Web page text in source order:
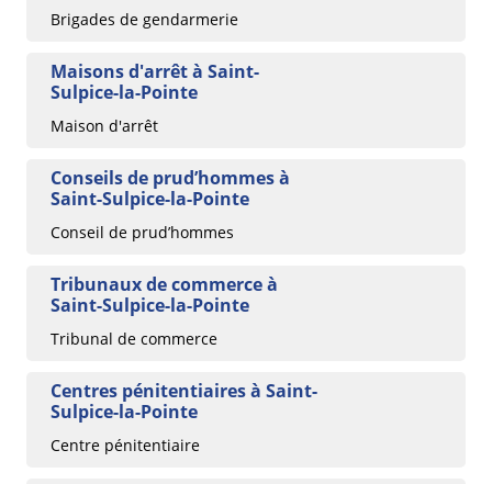
Brigades de gendarmerie
Maisons d'arrêt à Saint-
Sulpice-la-Pointe
Maison d'arrêt
Conseils de prud’hommes à
Saint-Sulpice-la-Pointe
Conseil de prud’hommes
Tribunaux de commerce à
Saint-Sulpice-la-Pointe
Tribunal de commerce
Centres pénitentiaires à Saint-
Sulpice-la-Pointe
Centre pénitentiaire